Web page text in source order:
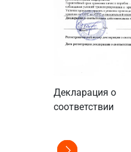
Декларация о
соответствии